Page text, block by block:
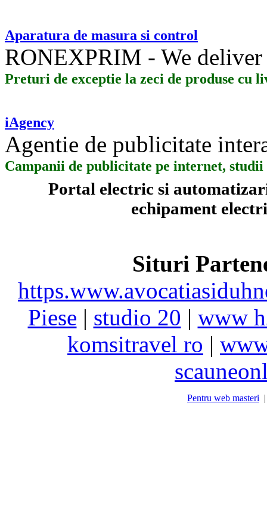
Aparatura de masura si control
RONEXPRIM - We deliver
Preturi de exceptie la zeci de produse cu
iAgency
Agentie de publicitate
Campanii de publicitate pe internet,
Portal electric si
echipament
Situri
Piese | studio 20 | www
komsitravel ro |
Pentru web masteri